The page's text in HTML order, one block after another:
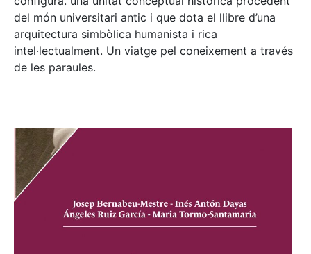
del món universitari antic i que dota el llibre d’una
arquitectura simbòlica humanista i rica
intel·lectualment. Un viatge pel coneixement a través
de les paraules.